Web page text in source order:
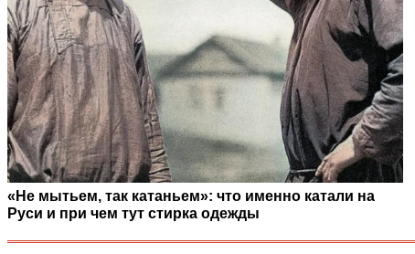
«Не мытьем, так катаньем»: что именно катали на
Руси и при чем тут стирка одежды